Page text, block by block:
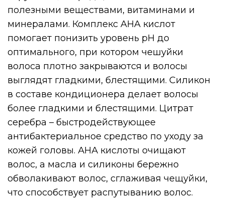
полезными веществами, витаминами и
минералами. Комплекс AHA кислот
помогает понизить уровень pH до
оптимального, при котором чешуйки
волоса плотно закрываются и волосы
выглядят гладкими, блестящими. Силикон
в составе кондиционера делает волосы
более гладкими и блестящими. Цитрат
серебра – быстродействующее
антибактериальное средство по уходу за
кожей головы. АНА кислоты очищают
волос, а масла и силиконы бережно
обволакивают волос, сглаживая чещуйки,
что способствует распутыванию волос.